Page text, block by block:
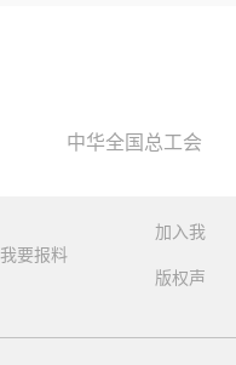
中华全国总工会
加入我
我要报料
版权声